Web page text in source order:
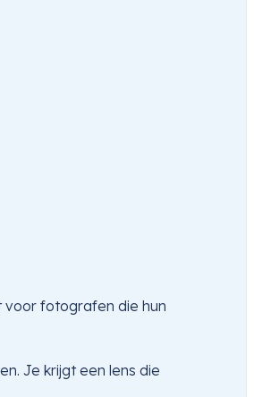
voor fotografen die hun
Je krijgt een lens die